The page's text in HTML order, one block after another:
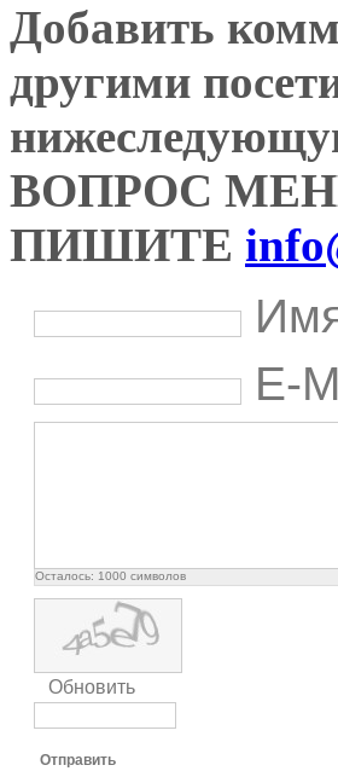
Добавить
другими
ВОПРОС
ПИШИТЕ
E-
Осталось: 1000 символов
Обновить
Отправить